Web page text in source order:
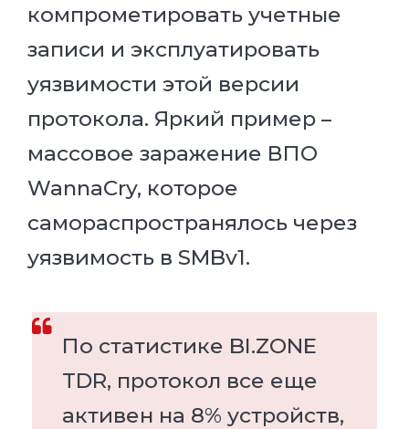
компрометировать учетные
записи и эксплуатировать
уязвимости этой версии
протокола. Яркий пример –
массовое заражение ВПО
WannaCry, которое
самораспространялось через
уязвимость в SMBv1.
По статистике BI.ZONE
TDR, протокол все еще
активен на 8% устройств,